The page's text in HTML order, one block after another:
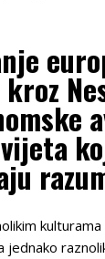
jednako